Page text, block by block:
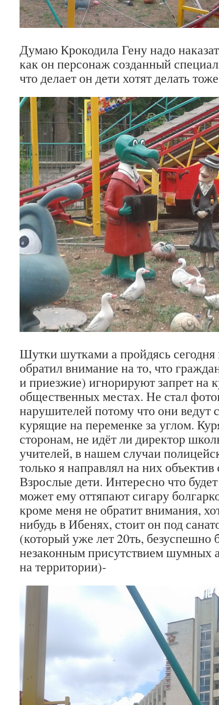
Думаю Крокодила Гену надо
как он персонаж созданный
что делает он дети хотят делать
Шутки шутками а пройдясь
обратил внимание на то, что
и приезжие) игнорируют запрет на
общественных местах. Не стал
нарушителей потому что они ведут
курящие на переменке за углом.
сторонам, не идёт ли директор
учителей, в нашем случаи
только я направлял на них объектив
Взрослые дети. Интересно что
может ему оттяпают сигару
кроме меня не обратит внимания,
нибудь в Ибенях, стоит он под
(который уже лет 20ть, безуспешно
незаконным присутствием шумных
на территории)-